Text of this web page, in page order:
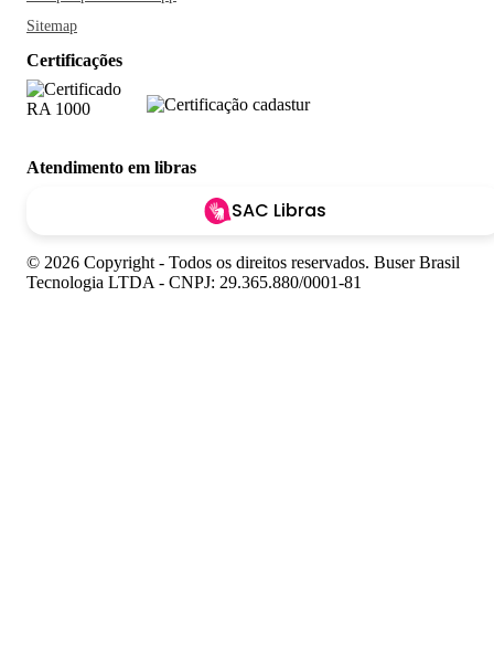
Sitemap
Certificações
Atendimento em libras
SAC Libras
© 2026 Copyright - Todos os direitos reservados. Buser Brasil
Tecnologia LTDA - CNPJ: 29.365.880/0001-81